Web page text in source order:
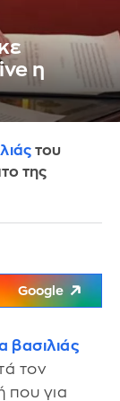
η
του
της
Google
βασιλιάς
τον
που για